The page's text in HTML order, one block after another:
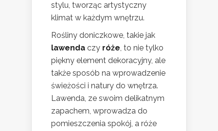
stylu, tworząc artystyczny
klimat w każdym wnętrzu.
Rośliny doniczkowe, takie jak
lawenda czy róże, to nie tylko
piękny element dekoracyjny, ale
także sposób na wprowadzenie
świeżości i natury do wnętrza.
Lawenda, ze swoim delikatnym
zapachem, wprowadza do
pomieszczenia spokój, a róże